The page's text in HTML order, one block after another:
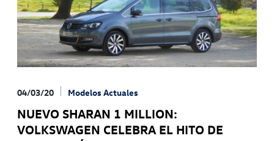
04/03/20 Modelos Actuales
NUEVO SHARAN 1 MILLION:
VOLKSWAGEN CELEBRA EL HITO DE